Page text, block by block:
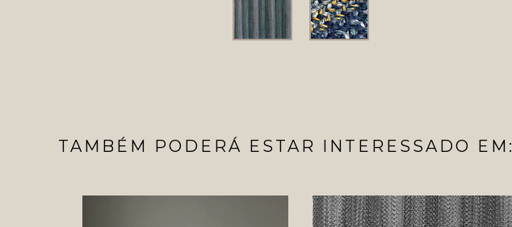
TAMBÉM PODERÁ ESTAR INTERESSADO EM: